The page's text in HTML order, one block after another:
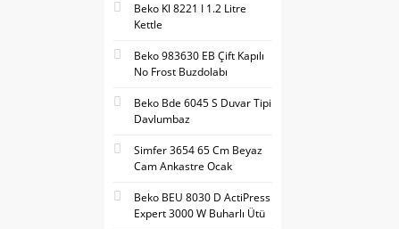
Beko Kl 8221 I 1.2 Litre
Kettle
Beko 983630 EB Çift Kapılı
No Frost Buzdolabı
Beko Bde 6045 S Duvar Tipi
Davlumbaz
Simfer 3654 65 Cm Beyaz
Cam Ankastre Ocak
Beko BEU 8030 D ActiPress
Expert 3000 W Buharlı Ütü